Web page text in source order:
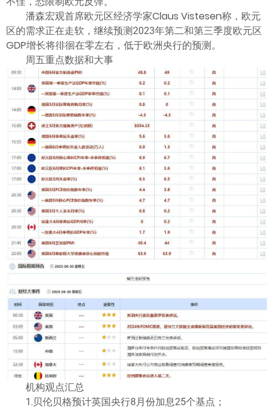
潘森宏观首席欧元区经济学家Claus Vistesen称，欧元
区的需求正在走软，继续预测2023年第二和第三季度欧元区
GDP增长将徘徊在零左右，低于欧洲央行的预测。
周五重点数据和大事
机构观点汇总
1.贝伦贝格预计英国央行8月份加息25个基点；